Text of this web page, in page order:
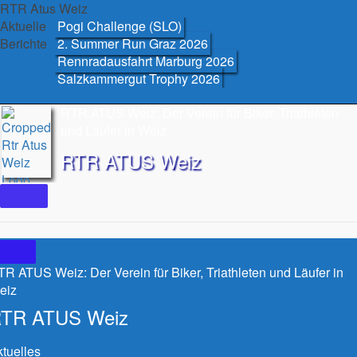
Skip
to
content
RTR Atus Weiz
Aktuelle
Berichte
Pogi Challenge (SLO)
2. Summer Run Graz 2026
Rennradausfahrt Marburg 2026
Salzkammergut Trophy 2026
RTR ATUS Weiz
ATUS Weiz: Der Verein für Biker, Triathleten und Läufer in
ATUS Weiz